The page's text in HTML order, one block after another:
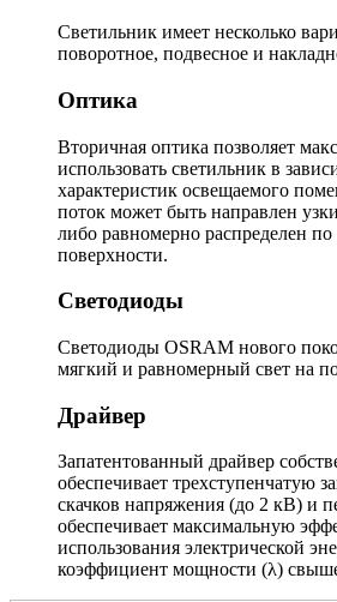
Светильник имеет несколько
поворотное, подвесное и
Оптика
Вторичная оптика позволяет
использовать светильник в
характеристик освещаемого
поток может быть направлен
либо равномерно распределен
поверхности.
Светодиоды
Светодиоды OSRAM нового
мягкий и равномерный свет на
Драйвер
Запатентованный драйвер
обеспечивает трехступенчатую
скачков напряжения (до 2 кВ) и
обеспечивает максимальную
использования электрической
коэффициент мощности (λ)